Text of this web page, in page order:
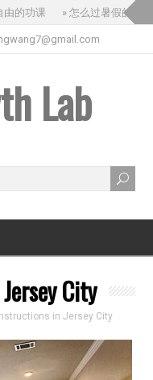
课 » 怎么过暑假的方向盘交
Lab
City
in Jersey City